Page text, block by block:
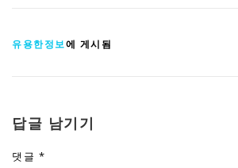
유용한정보에 게시됨
답글 남기기
댓글 *